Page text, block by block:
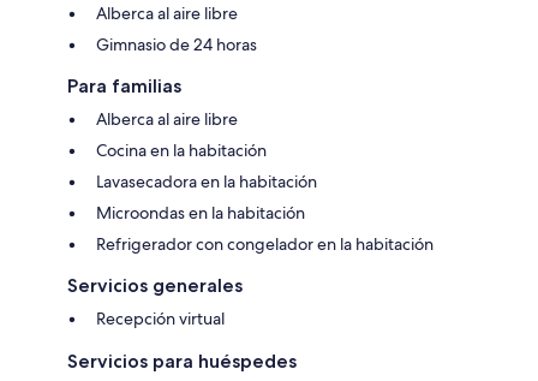
Alberca al aire libre
Gimnasio de 24 horas
Para familias
Alberca al aire libre
Cocina en la habitación
Lavasecadora en la habitación
Microondas en la habitación
Refrigerador con congelador en la habitación
Servicios generales
Recepción virtual
Servicios para huéspedes